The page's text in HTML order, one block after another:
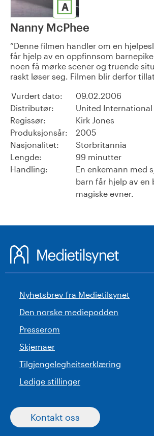
A
Nanny McPhee
Denne filmen handler om en
får hjelp av en oppfinnsom
noen få mørke scener og truende
raskt løser seg. Filmen blir derfor
Vurdert dato:
09.02.2006
Distributør:
United International
Regissør:
Kirk Jones
Produksjonsår:
2005
Nasjonalitet:
Storbritannia
Lengde:
99 minutter
Handling:
En enkemann med
barn får hjelp av en
magiske evner.
Nyhetsbrev fra Medietilsynet
Den norske mediepodden
Presserom
Skjemaer
Tilgjengelegheitserklæring
Ledige stillinger
Kontakt oss